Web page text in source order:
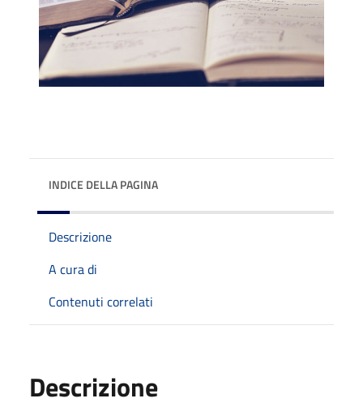
INDICE DELLA PAGINA
Descrizione
A cura di
Contenuti correlati
Descrizione